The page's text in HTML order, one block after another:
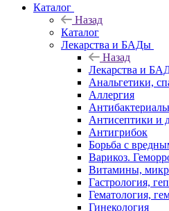
Каталог
Назад
Каталог
Лекарства и БАДы
Назад
Лекарства и
Анальгетики,
Аллергия
Антисептики и
Антигрибок
Борьба с
Варикоз.
Витамины,
Гастрология,
Гематология,
Гинекология